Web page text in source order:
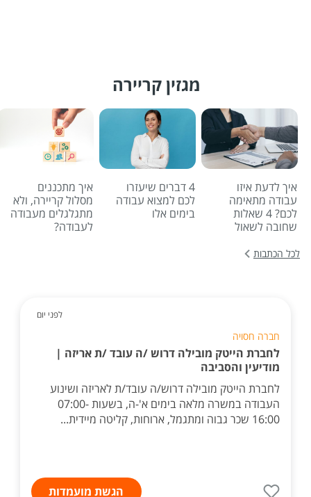
מגזין קריירה
איך לדעת איזו
עבודה מתאימה
לכם? 4 שאלות
שחובה לשאול
4 דברים שיעזרו
לכם למצוא עבודה
בימים אלו
איך מתכננים
מסלול קריירה, ולא
מתגלגלים מעבודה
לעבודה?
לכל הכתבות
לפני יום
חברה חסויה
לחברת הייטק מובילה דרוש /ה עובד /ת אריזה |
מודיעין והסביבה
לחברת הייטק מובילה דרוש/ה עובד/ת לאריזה ושינוע
העבודה במשרה מלאה בימים א'-ה, בשעות 07:00-
16:00 שכר גבוה ומתגמל, ארוחות, קליטה מיידית...
הגשת מועמדות